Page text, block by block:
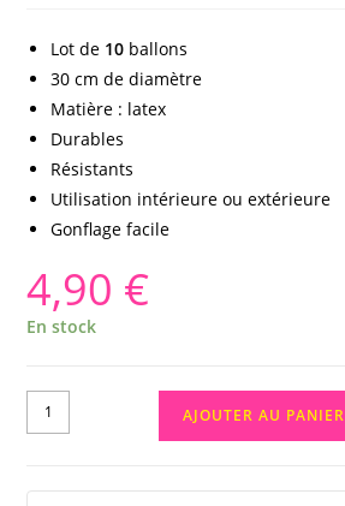
Lot de 10 ballons
30 cm de diamètre
Matière : latex
Durables
Résistants
Utilisation intérieure ou extérieure
Gonflage facile
4,90 €
En stock
AJOUTER AU PANIER